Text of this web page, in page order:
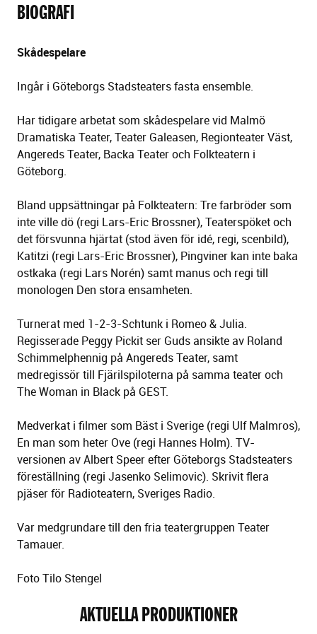
BIOGRAFI
Skådespelare
Ingår i Göteborgs Stadsteaters fasta ensemble.
Har tidigare arbetat som skådespelare vid Malmö
Dramatiska Teater, Teater Galeasen, Regionteater Väst,
Angereds Teater, Backa Teater och Folkteatern i
Göteborg.
Bland uppsättningar på Folkteatern: Tre farbröder som
inte ville dö (regi Lars-Eric Brossner), Teaterspöket och
det försvunna hjärtat (stod även för idé, regi, scenbild),
Katitzi (regi Lars-Eric Brossner), Pingviner kan inte baka
ostkaka (regi Lars Norén) samt manus och regi till
monologen Den stora ensamheten.
Turnerat med 1-2-3-Schtunk i Romeo & Julia.
Regisserade Peggy Pickit ser Guds ansikte av Roland
Schimmelphennig på Angereds Teater, samt
medregissör till Fjärilspiloterna på samma teater och
The Woman in Black på GEST.
Medverkat i filmer som Bäst i Sverige (regi Ulf Malmros),
En man som heter Ove (regi Hannes Holm). TV-
versionen av Albert Speer efter Göteborgs Stadsteaters
föreställning (regi Jasenko Selimovic). Skrivit flera
pjäser för Radioteatern, Sveriges Radio.
Var medgrundare till den fria teatergruppen Teater
Tamauer.
Foto Tilo Stengel
AKTUELLA PRODUKTIONER